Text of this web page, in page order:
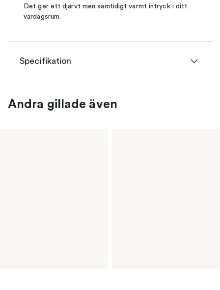
Det ger ett djärvt men samtidigt varmt intryck i ditt
vardagsrum.
Specifikation
Andra gillade även